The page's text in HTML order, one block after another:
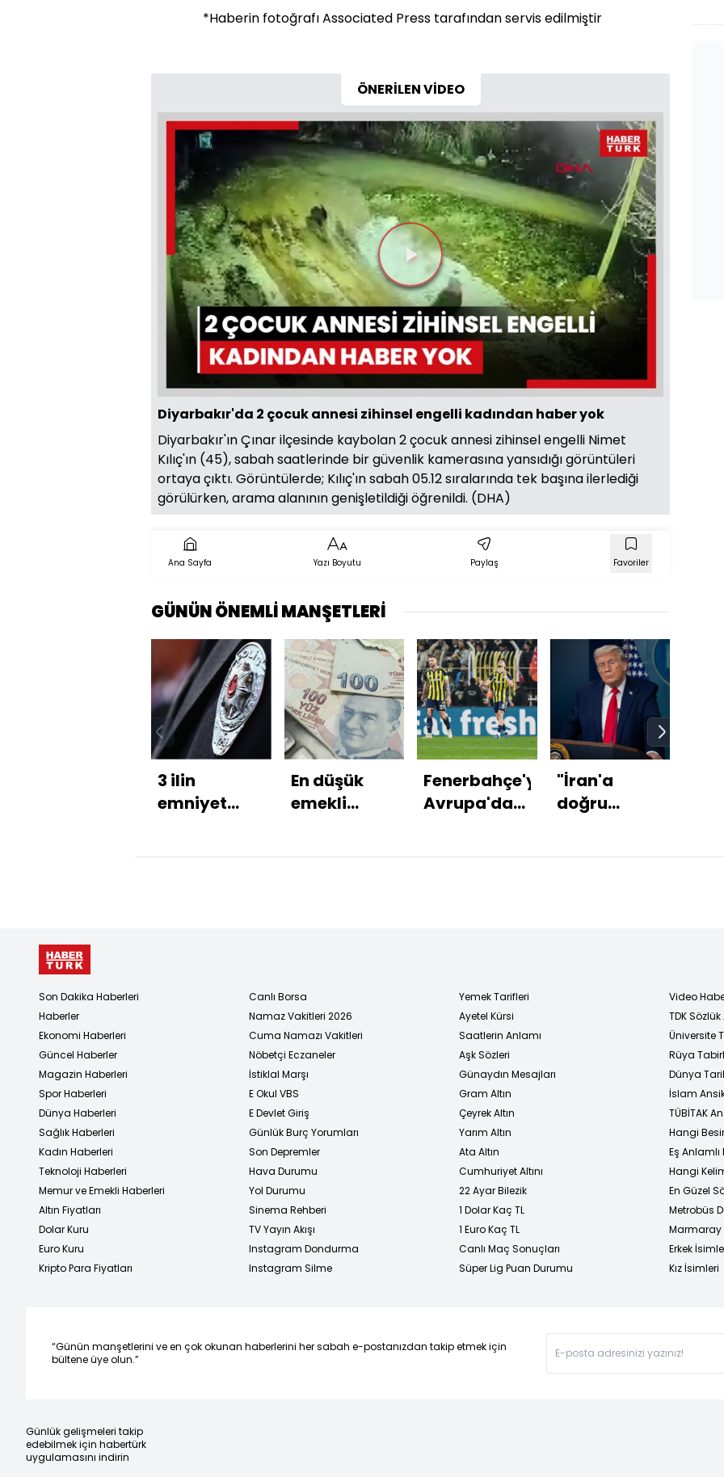
*Haberin fotoğrafı Associated Press tarafından servis edilmiştir
ÖNERİLEN VİDEO
Videoyu
Oynat
Diyarbakır'da 2 çocuk annesi zihinsel engelli kadından haber yok
Diyarbakır'ın Çınar ilçesinde kaybolan 2 çocuk annesi zihinsel engelli Nimet
Kılıç'ın (45), sabah saatlerinde bir güvenlik kamerasına yansıdığı görüntüleri
ortaya çıktı. Görüntülerde; Kılıç'ın sabah 05.12 sıralarında tek başına ilerlediği
görülürken, arama alanının genişletildiği öğrenildi. (DHA)
Ana Sayfa Yazı Boyutu Paylaş Favoriler
GÜNÜN ÖNEMLİ MANŞETLERİ
3 ilin
emniyet
En düşük
emekli
Fenerbahçe'ye
Avrupa'da
"İran'a
doğru
Son Dakika Haberleri
Haberler
Ekonomi Haberleri
Güncel Haberler
Magazin Haberleri
Spor Haberleri
Dünya Haberleri
Sağlık Haberleri
Kadın Haberleri
Teknoloji Haberleri
Memur ve Emekli Haberleri
Altın Fiyatları
Dolar Kuru
Euro Kuru
Kripto Para Fiyatları
Canlı Borsa
Namaz Vakitleri 2026
Cuma Namazı Vakitleri
Nöbetçi Eczaneler
İstiklal Marşı
E Okul VBS
E Devlet Giriş
Günlük Burç Yorumları
Son Depremler
Hava Durumu
Yol Durumu
Sinema Rehberi
TV Yayın Akışı
Instagram Dondurma
Instagram Silme
Yemek Tarifleri
Ayetel Kürsi
Saatlerin Anlamı
Aşk Sözleri
Günaydın Mesajları
Gram Altın
Çeyrek Altın
Yarım Altın
Ata Altın
Cumhuriyet Altını
22 Ayar Bilezik
1 Dolar Kaç TL
1 Euro Kaç TL
Canlı Maç Sonuçları
Süper Lig Puan Durumu
Video
TDK
Üniversite
Rüya
Dünya
İslam
TÜBİTAK
Hangi
Eş
Hangi
En Güzel
Metrobüs
Marmaray
Erkek
Kız İsimleri
“Günün manşetlerini ve en çok okunan haberlerini her sabah e-postanızdan takip etmek için
bültene üye olun.”
Günlük gelişmeleri takip
edebilmek için habertürk
uygulamasını indirin